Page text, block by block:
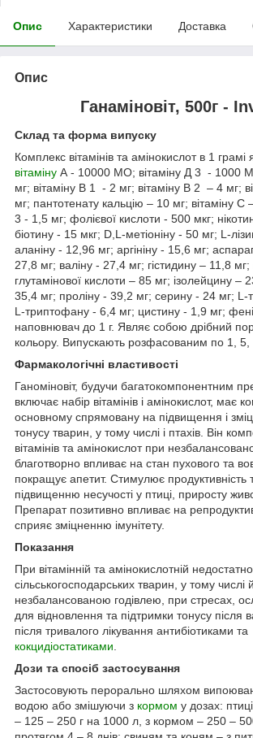
Опис Характеристики Доставка
Опис
Ганаміновіт, 500г -
Склад та форма випуску
Комплекс вітамінів та амінокислот в 1 грамі
вітаміну А - 10000 МО; вітаміну Д3 - 1000
мг; вітаміну В 1 - 2 мг; вітаміну В 2 – 4 мг;
мг; пантотенату кальцію – 10 мг; вітаміну С
3 - 1,5 мг; фолієвої кислоти - 500 мкг;
біотину - 15 мкг; D,L-метіоніну - 50 мг; L-
аланіну - 12,96 мг; аргініну - 15,6 мг;
27,8 мг; валіну - 27,4 мг; гістидину – 11,8 мг;
глутамінової кислоти – 85 мг; ізолейцину –
35,4 мг; проліну - 39,2 мг; серину - 24 мг; L-
L-триптофану - 6,4 мг; цистину - 1,9 мг;
наповнювач до 1 г. Являє собою дрібний
кольору. Випускають розфасованим по 1,
Фармакологічні властивості
Ганоміновіт, будучи багатокомпонентним
включає набір вітамінів і амінокислот, має
основному спрямовану на підвищення і
тонусу тварин, у тому числі і птахів. Він
вітамінів та амінокислот при
благотворно впливає на стан пухового та
покращує апетит. Стимулює
підвищенню несучості у птиці, приросту
Препарат позитивно впливає на
сприяє зміцненню імунітету.
Показання
При вітамінній та амінокислотній
сільськогосподарських тварин, у тому числі
незбалансованою годівлею, при стресах,
для відновлення та підтримки тонусу після
після тривалого лікування антибіотиками та
кокцидіостатиками.
Дози та спосіб застосування
Застосовують перорально шляхом
водою або змішуючи з кормом у дозах:
– 125 – 250 г на 1000 л, з кормом – 250 –